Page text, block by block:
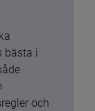
bästa i
och